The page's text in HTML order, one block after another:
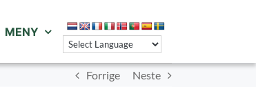
MENY
Forrige Neste